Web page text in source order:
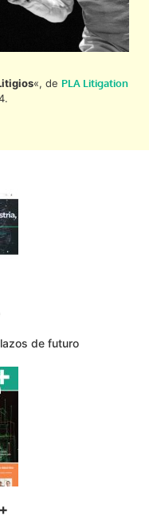
«, de PLA Litigation
de futuro